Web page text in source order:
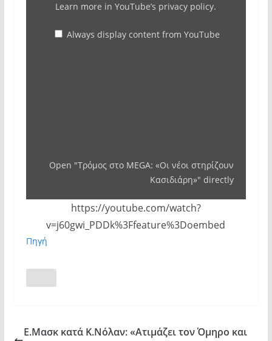
Learn more inYouTube’s privacy policy.
Always display content from YouTube
Open "Τρόμος στο MEGA: «Οι νέοι στηρίζουν
Κασιδιάρη»" directly
https://youtube.com/watch?
v=j60gwi_PDDk%3Ffeature%3Doembed
Πηγή
Ε.Μασκ κατά Κ.Νόλαν: «Ατιμάζει τον Όμηρο και